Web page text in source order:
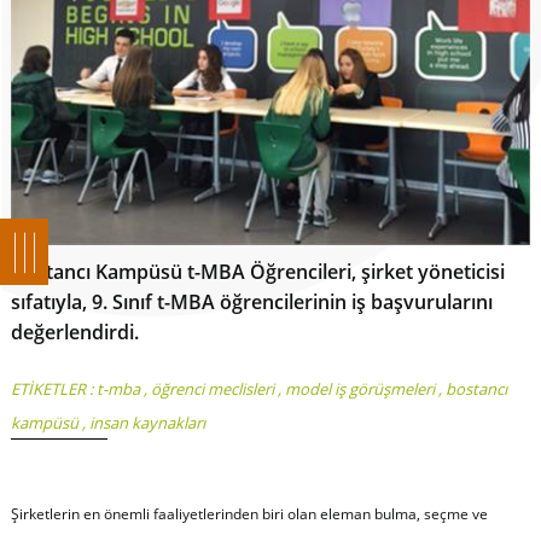
Bostancı Kampüsü t-MBA Öğrencileri, şirket yöneticisi
sıfatıyla, 9. Sınıf t-MBA öğrencilerinin iş başvurularını
değerlendirdi.
ETİKETLER :t-mba, öğrenci meclisleri, model iş görüşmeleri, bostancı
kampüsü, insan kaynakları
Şirketlerin en önemli faaliyetlerinden biri olan eleman bulma, seçme ve